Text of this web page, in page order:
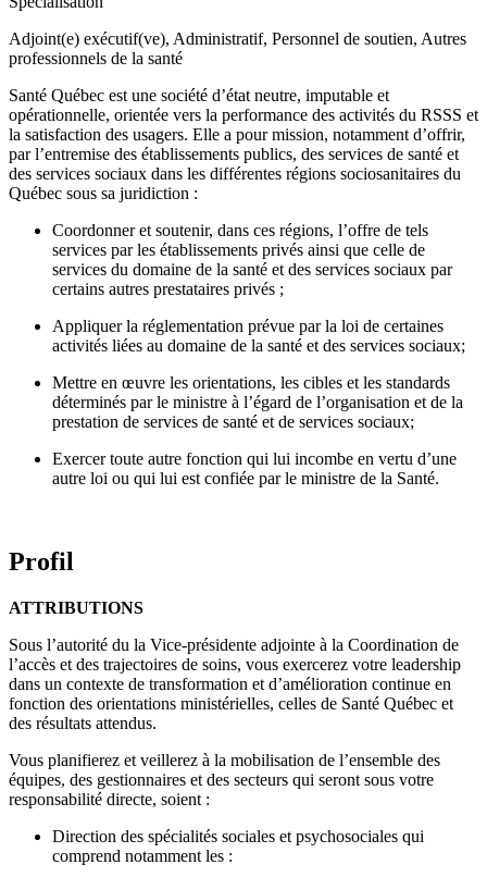
Adjoint(e) exécutif(ve), Administratif, Personnel de soutien, Autres
professionnels de la santé
Santé Québec est une société d’état neutre, imputable et
opérationnelle, orientée vers la performance des activités du RSSS et
la satisfaction des usagers. Elle a pour mission, notamment d’offrir,
par l’entremise des établissements publics, des services de santé et
des services sociaux dans les différentes régions sociosanitaires du
Québec sous sa juridiction :
Coordonner et soutenir, dans ces régions, l’offre de tels
services par les établissements privés ainsi que celle de
services du domaine de la santé et des services sociaux par
certains autres prestataires privés ;
Appliquer la réglementation prévue par la loi de certaines
activités liées au domaine de la santé et des services sociaux;
Mettre en œuvre les orientations, les cibles et les standards
déterminés par le ministre à l’égard de l’organisation et de la
prestation de services de santé et de services sociaux;
Exercer toute autre fonction qui lui incombe en vertu d’une
autre loi ou qui lui est confiée par le ministre de la Santé.
Profil
ATTRIBUTIONS
Sous l’autorité du la Vice-présidente adjointe à la Coordination de
l’accès et des trajectoires de soins, vous exercerez votre leadership
dans un contexte de transformation et d’amélioration continue en
fonction des orientations ministérielles, celles de Santé Québec et
des résultats attendus.
Vous planifierez et veillerez à la mobilisation de l’ensemble des
équipes, des gestionnaires et des secteurs qui seront sous votre
responsabilité directe, soient :
Direction des spécialités sociales et psychosociales qui
comprend notamment les :